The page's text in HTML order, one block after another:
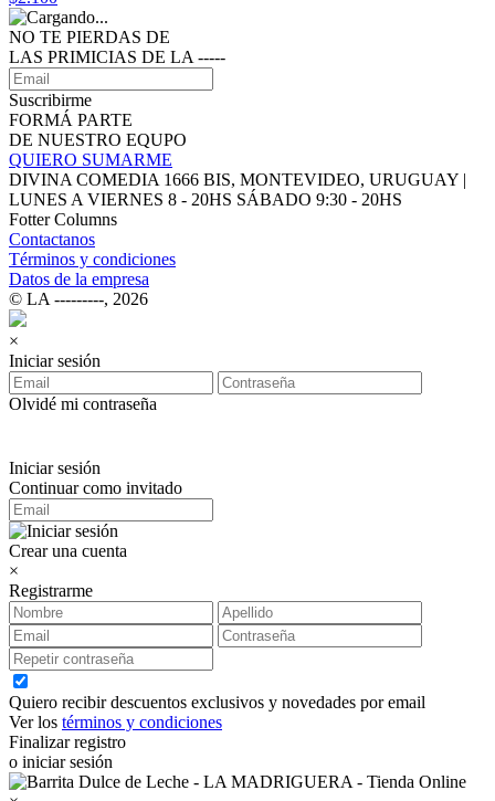
NO TE PIERDAS DE
LAS PRIMICIAS DE LA ‑‑‑‑‑
Suscribirme
FORMÁ PARTE
DE NUESTRO EQUPO
QUIERO SUMARME
DIVINA COMEDIA 1666 BIS, MONTEVIDEO, URUGUAY |
LUNES A VIERNES 8 - 20HS SÁBADO 9:30 - 20HS
Fotter Columns
Contactanos
Términos y condiciones
Datos de la empresa
© LA ‑‑‑‑‑‑‑‑‑, 2026
×
Iniciar sesión
Olvidé mi contraseña
Iniciar sesión
Continuar como invitado
Crear una cuenta
×
Registrarme
Quiero recibir descuentos exclusivos y novedades por email
Ver los términos y condiciones
Finalizar registro
o iniciar sesión